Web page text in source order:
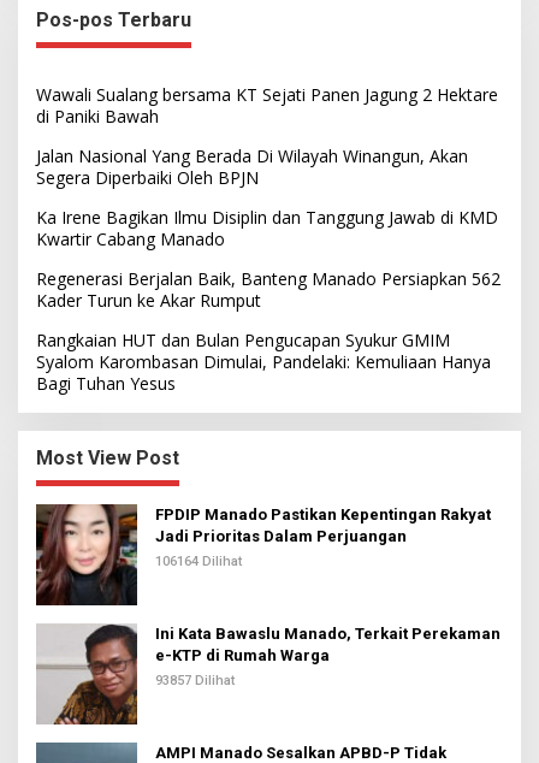
Pos-pos Terbaru
Wawali Sualang bersama KT Sejati Panen Jagung 2 Hektare
di Paniki Bawah
Jalan Nasional Yang Berada Di Wilayah Winangun, Akan
Segera Diperbaiki Oleh BPJN
Ka Irene Bagikan Ilmu Disiplin dan Tanggung Jawab di KMD
Kwartir Cabang Manado
Regenerasi Berjalan Baik, Banteng Manado Persiapkan 562
Kader Turun ke Akar Rumput
Rangkaian HUT dan Bulan Pengucapan Syukur GMIM
Syalom Karombasan Dimulai, Pandelaki: Kemuliaan Hanya
Bagi Tuhan Yesus
Most View Post
FPDIP Manado Pastikan Kepentingan Rakyat
Jadi Prioritas Dalam Perjuangan
106164 Dilihat
Ini Kata Bawaslu Manado, Terkait Perekaman
e-KTP di Rumah Warga
93857 Dilihat
AMPI Manado Sesalkan APBD-P Tidak